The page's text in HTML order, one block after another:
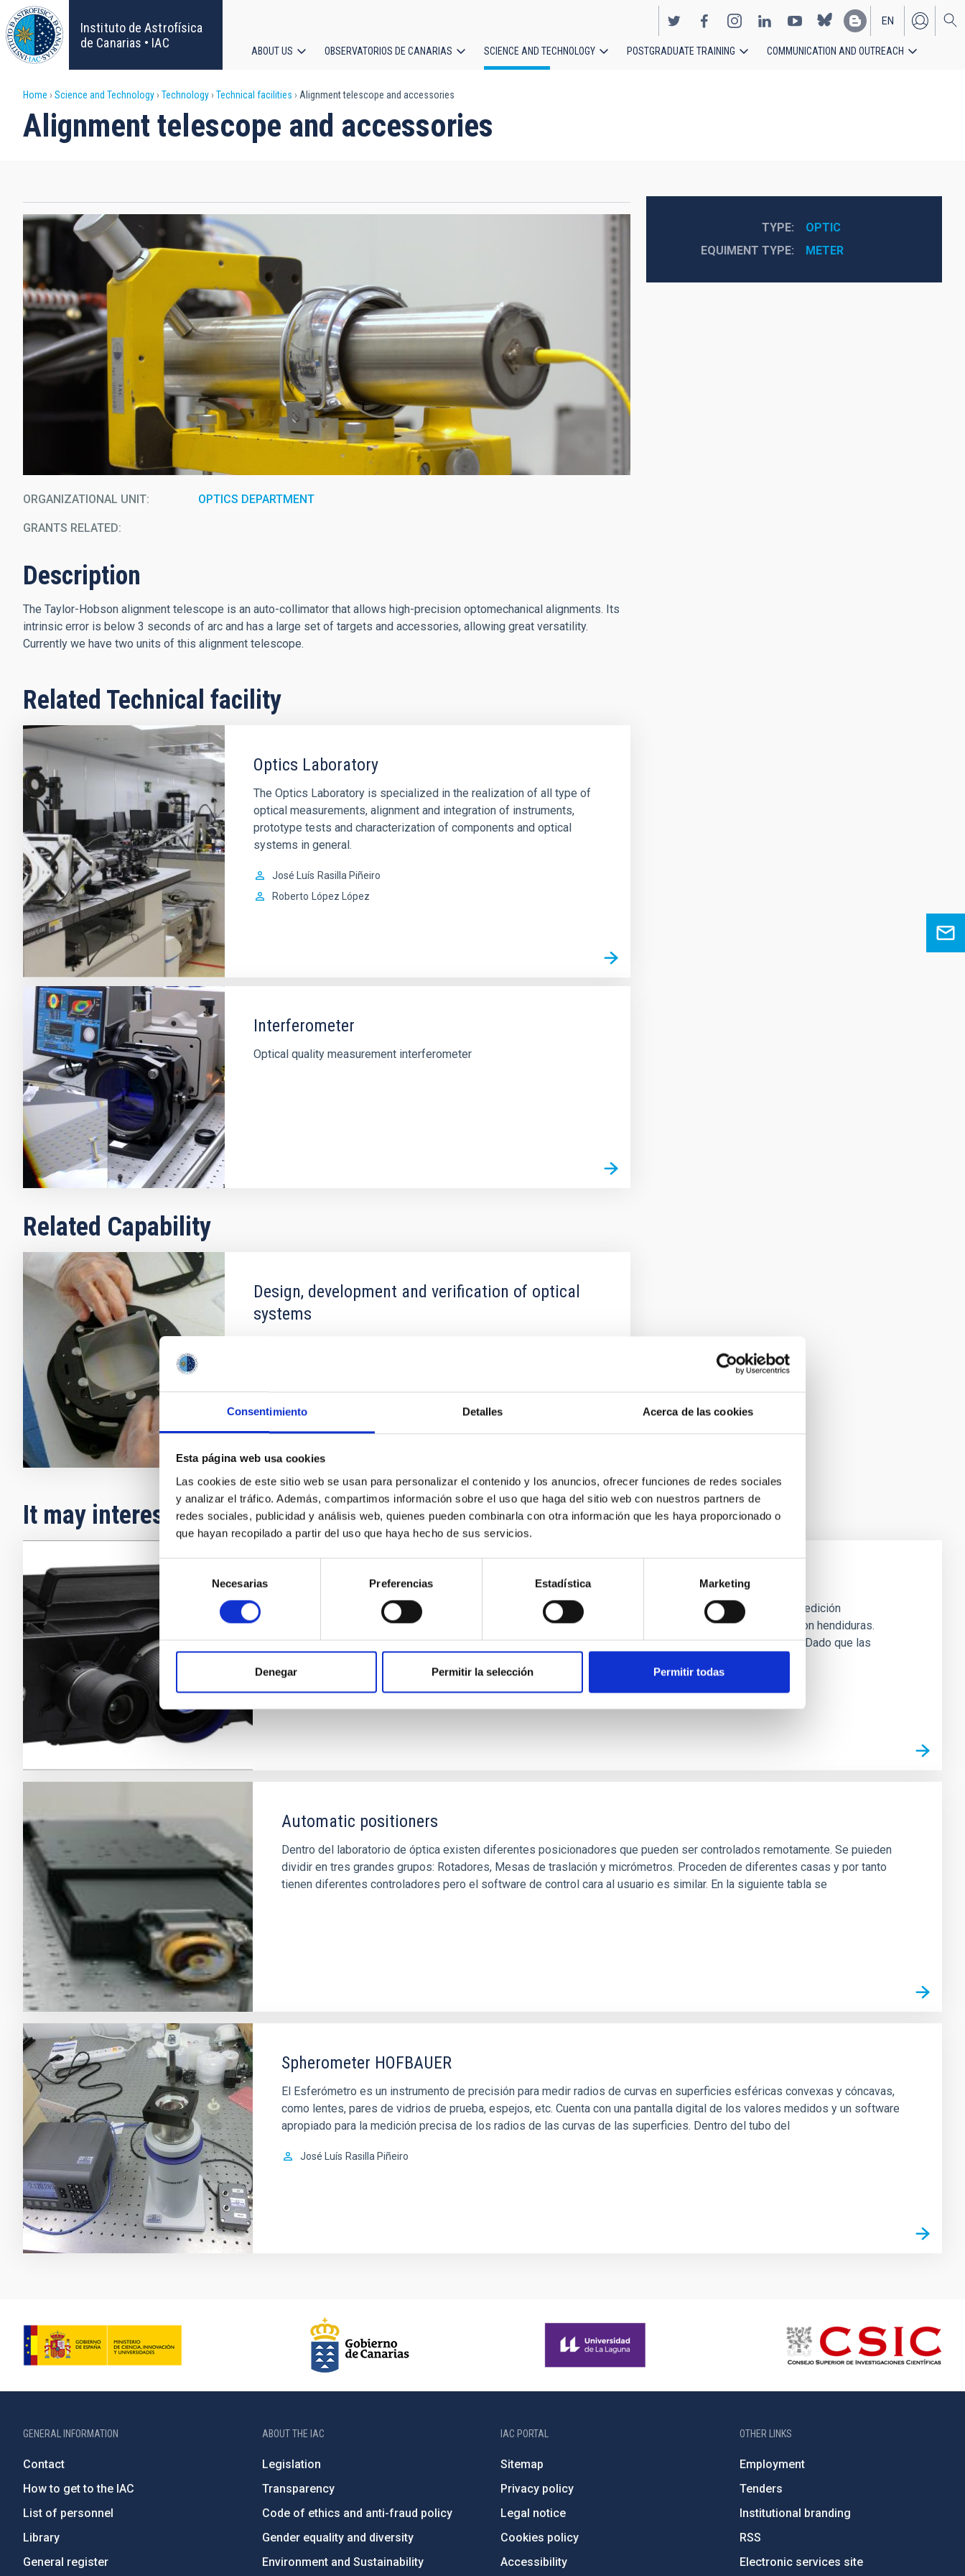
Consentimiento Detalles Acerca de las cookies
Esta página web usa cookies
Las cookies de este sitio web se usan para personalizar el contenido y los anuncios, ofrecer funciones de redes sociales
y analizar el tráfico. Además, compartimos información sobre el uso que haga del sitio web con nuestros partners de
redes sociales, publicidad y análisis web, quienes pueden combinarla con otra información que les haya proporcionado o
que hayan recopilado a partir del uso que haya hecho de sus servicios.
Selección
consentimiento
Necesarias Preferencias Estadística Marketing
Denegar Permitir la selección Permitir todas
Skip
to
main
content
Instituto de Astrofísica
de Canarias • IAC
EN
ES
navigation
ABOUT US OBSERVATORIOS DE CANARIAS SCIENCE AND TECHNOLOGY POSTGRADUATE TRAINING COMMUNICATION AND OUTREACH
Breadcrumb
Home Science and Technology Technology Technical facilities Alignment telescope and accessories
Alignment telescope and accessories
ORGANIZATIONAL UNIT OPTICS DEPARTMENT
GRANTS RELATED:
Description
The Taylor-Hobson alignment telescope is an auto-collimator that allows high-precision optomechanical alignments. Its
intrinsic error is below 3 seconds of arc and has a large set of targets and accessories, allowing great versatility.
Currently we have two units of this alignment telescope.
Related Technical facility
Optics Laboratory
The Optics Laboratory is specialized in the realization of all type of
optical measurements, alignment and integration of instruments,
prototype tests and characterization of components and optical
systems in general.
José Luís Rasilla Piñeiro
Roberto
López López
Interferometer
Optical quality measurement interferometer
Related Capability
Design, development and verification of optical
systems
TYPE
OPTIC
EQUIMENT TYPE
METER
It may interest you
El escáner 3D ATOS 5 es un digitador óptico de alta resolución que proporciona rápidamente datos de medición
tridimensionales precisos. Este sistema ofrece ventajas para medir superficies reflectantes y objetos con hendiduras.
Proyecta patrones de franjas precisos sobre la superficie del objeto y son capturados por dos cámaras. Dado que las
Automatic positioners
Dentro del laboratorio de óptica existen diferentes posicionadores que pueden ser controlados remotamente. Se puieden
dividir en tres grandes grupos: Rotadores, Mesas de traslación y micrómetros. Proceden de diferentes casas y por tanto
tienen diferentes controladores pero el software de control cara al usuario es similar. En la siguiente tabla se
Spherometer HOFBAUER
El Esferómetro es un instrumento de precisión para medir radios de curvas en superficies esféricas convexas y cóncavas,
como lentes, pares de vidrios de prueba, espejos, etc. Cuenta con una pantalla digital de los valores medidos y un software
apropiado para la medición precisa de los radios de las curvas de las superficies. Dentro del tubo del
José Luís Rasilla Piñeiro
GENERAL INFORMATION
Contact
How to get to the IAC
List of personnel
Library
General register
ABOUT THE IAC
Legislation
Transparency
Code of ethics and anti-fraud policy
Gender equality and diversity
Environment and Sustainability
IAC PORTAL
Sitemap
Privacy policy
Legal notice
Cookies policy
Accessibility
OTHER LINKS
Employment
Tenders
Institutional branding
RSS
Electronic services site